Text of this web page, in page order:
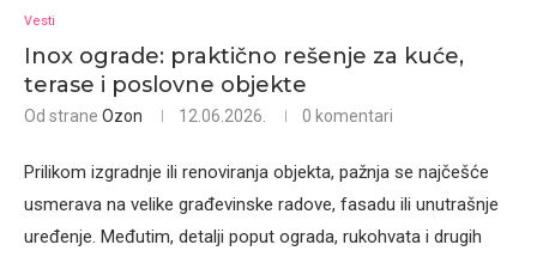
Vesti
Inox ograde: praktično rešenje za kuće,
terase i poslovne objekte
Od strane Ozon 12.06.2026. 0 komentari
Prilikom izgradnje ili renoviranja objekta, pažnja se najčešće
usmerava na velike građevinske radove, fasadu ili unutrašnje
uređenje. Međutim, detalji poput ograda, rukohvata i drugih